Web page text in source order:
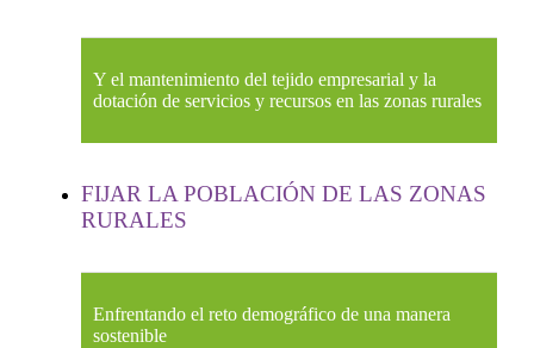
Y el mantenimiento del tejido empresarial y la
dotación de servicios y recursos en las zonas rurales
FIJAR LA POBLACIÓN DE LAS ZONAS
RURALES
Enfrentando el reto demográfico de una manera
sostenible